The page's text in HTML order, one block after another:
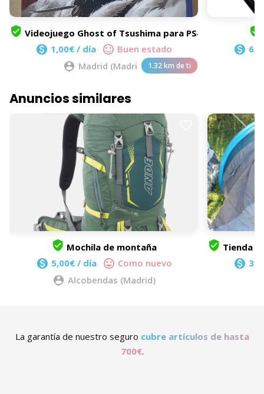
Videojuego Ghost of Tsushima para PS4
1,00€ / día
Buen estado
Madrid (Madrid) 1.32 km de ti
Anuncios similares
Mochila de montaña
5,00€ / día
Como nuevo
Alcobendas (Madrid)
Tienda
La garantía de nuestro seguro cubre artículos de hasta
700€.